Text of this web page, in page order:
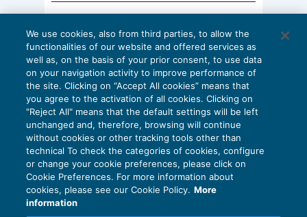
EU AI Act e studi professionali: le
scadenze concrete
27 Luglio 2026
di Diego BarberieStefano Dovier
Privacy Policy
Cookie Policy
We use cookies, also from third parties, to allow the
functionalities of our website and offered services as
well as, on the basis of your prior consent, to use data
on your navigation activity to improve performance of
the site. Clicking on “Accept All cookies” means that
you agree to the activation of all cookies. Clicking on
"Reject All" means that the default settings will be left
unchanged and, therefore, browsing will continue
without cookies or other tracking tools other than
technical To check the categories of cookies, configure
or change your cookie preferences, please click on
Cookie Preferences. For more information about
cookies, please see our Cookie Policy. More
information